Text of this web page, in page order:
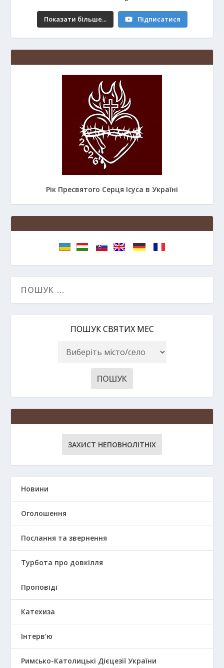
Показати більше... Підписатися
Рік Пресвятого Серця Ісуса в Україні
ПОШУК СВЯТИХ МЕС
ЗАХИСТ НЕПОВНОЛІТНІХ
Новини
Оголошення
Послання та звернення
Турбота про довкілля
Проповіді
Катехиза
Інтерв’ю
Римсько-Католицькі Дієцезії України